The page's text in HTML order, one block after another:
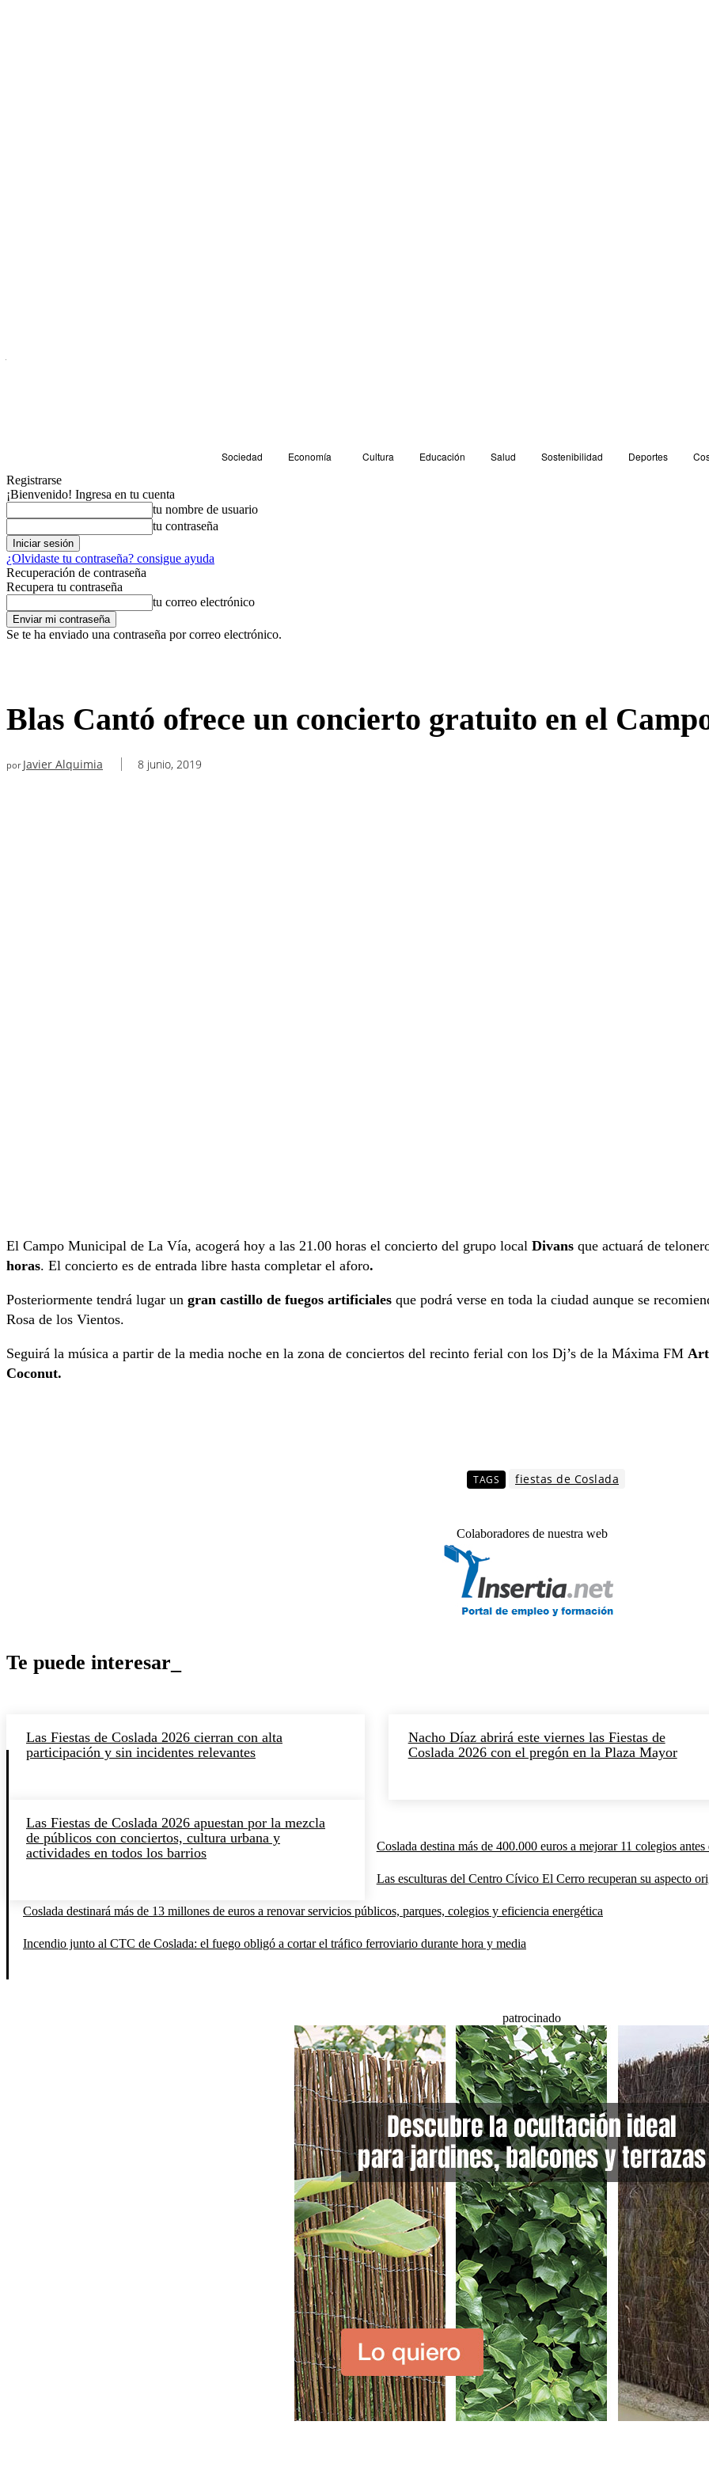
Sociedad Economía Cultura Educación Salud Sostenibilidad Deportes
Registrarse
¡Bienvenido! Ingresa en tu cuenta
tu nombre de usuario
tu contraseña
¿Olvidaste tu contraseña? consigue ayuda
Recuperación de contraseña
Recupera tu contraseña
tu correo electrónico
Se te ha enviado una contraseña por correo electrónico.
Blas Cantó ofrece un concierto gratuito en el
por Javier Alquimia 8 junio, 2019
El Campo Municipal de La Vía, acogerá hoy a las 21.00 horas el concierto del grupo local Divans que actuará de
horas. El concierto es de entrada libre hasta completar el aforo.
Posteriormente tendrá lugar un gran castillo de fuegos artificiales que podrá verse en toda la ciudad aunque se
Rosa de los Vientos.
Seguirá la música a partir de la media noche en la zona de conciertos del recinto ferial con los Dj’s de la Máxima FM
Coconut.
TAGS fiestas de Coslada
Colaboradores de nuestra web
Te puede interesar_
Las Fiestas de Coslada 2026 cierran con alta
participación y sin incidentes relevantes
Nacho Díaz abrirá este viernes las Fiestas de
Coslada 2026 con el pregón en la Plaza Mayor
Las Fiestas de Coslada 2026 apuestan por la mezcla
de públicos con conciertos, cultura urbana y
actividades en todos los barrios
Coslada destina más de 400.000 euros a mejorar 11 colegios
Las esculturas del Centro Cívico El Cerro recuperan su aspecto
Coslada destinará más de 13 millones de euros a renovar servicios públicos, parques, colegios y eficiencia energética
Incendio junto al CTC de Coslada: el fuego obligó a cortar el tráfico ferroviario durante hora y media
patrocinado